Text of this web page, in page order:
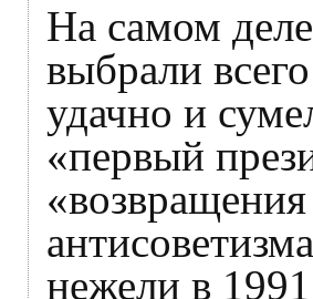
На самом
выбрали
удачно и
«первый
нежели в